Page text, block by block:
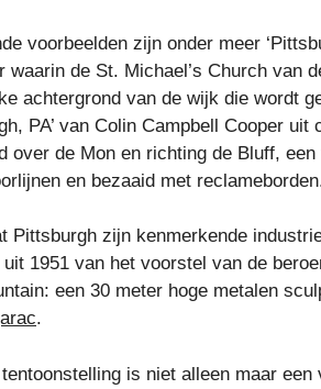
voorbeelden zijn onder meer
waarin de St. Michael’s Church van
achtergrond van de wijk die wordt
PA’ van Colin Campbell Cooper
over de Mon en richting de Bluff,
en bezaaid met
Pittsburgh zijn kenmerkende
1951 van het voorstel van de
een 30 meter hoge metalen
.
is niet alleen maar